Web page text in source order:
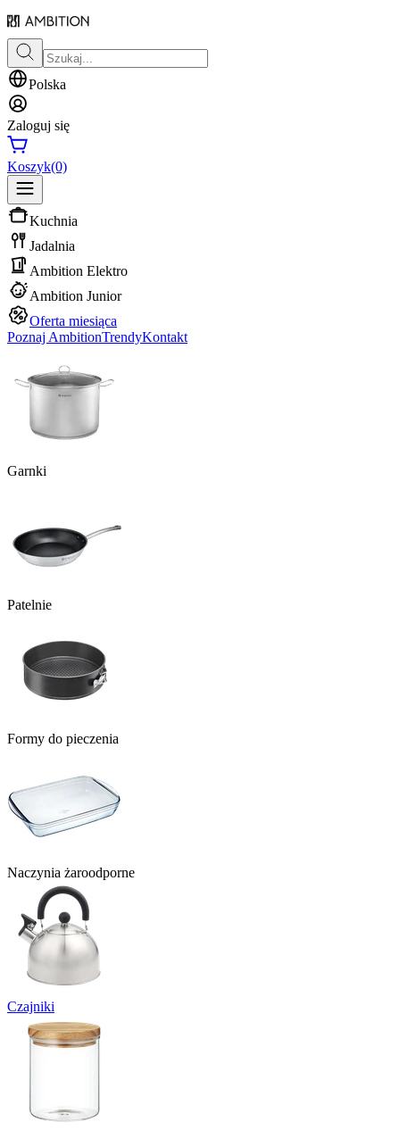
Polska
Zaloguj się
Koszyk(0)
Kuchnia
Jadalnia
Ambition Elektro
Ambition Junior
Oferta miesiąca
Poznaj AmbitionTrendyKontakt
Garnki
Patelnie
Formy do pieczenia
Naczynia żaroodporne
Czajniki